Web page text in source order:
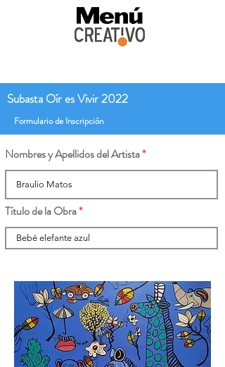
Subasta Oír es Vivir 2022
Formulario de Inscripción
Nombres y Apellidos del Artista
Título de la Obra